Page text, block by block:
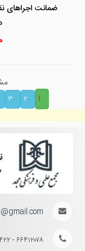
۱
۲ ۳
۶۶۴۱۲۰۷۸ - ۶۶۴۰۹۴۲۲ - ۶۶۴۹۵۰۳۴